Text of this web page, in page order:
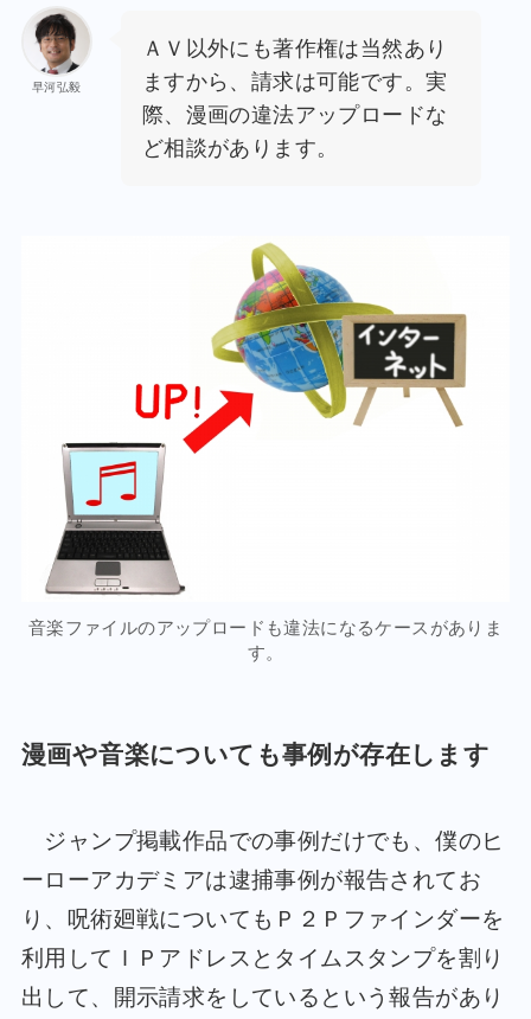
早河弘毅
ＡＶ以外にも著作権は当然あり
ますから、請求は可能です。実
際、漫画の違法アップロードな
ど相談があります。
音楽ファイルのアップロードも違法になるケースがありま
す。
漫画や音楽についても事例が存在します
ジャンプ掲載作品での事例だけでも、僕のヒ
ーローアカデミアは逮捕事例が報告されてお
り、呪術廻戦についてもＰ２Ｐファインダーを
利用してＩＰアドレスとタイムスタンプを割り
出して、開示請求をしているという報告があり